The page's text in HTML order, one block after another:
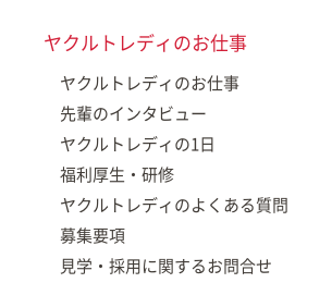
ヤクルトレディのお仕事
ヤクルトレディのお仕事
先輩のインタビュー
ヤクルトレディの1日
福利厚生・研修
ヤクルトレディのよくある質問
募集要項
見学・採用に関するお問合せ